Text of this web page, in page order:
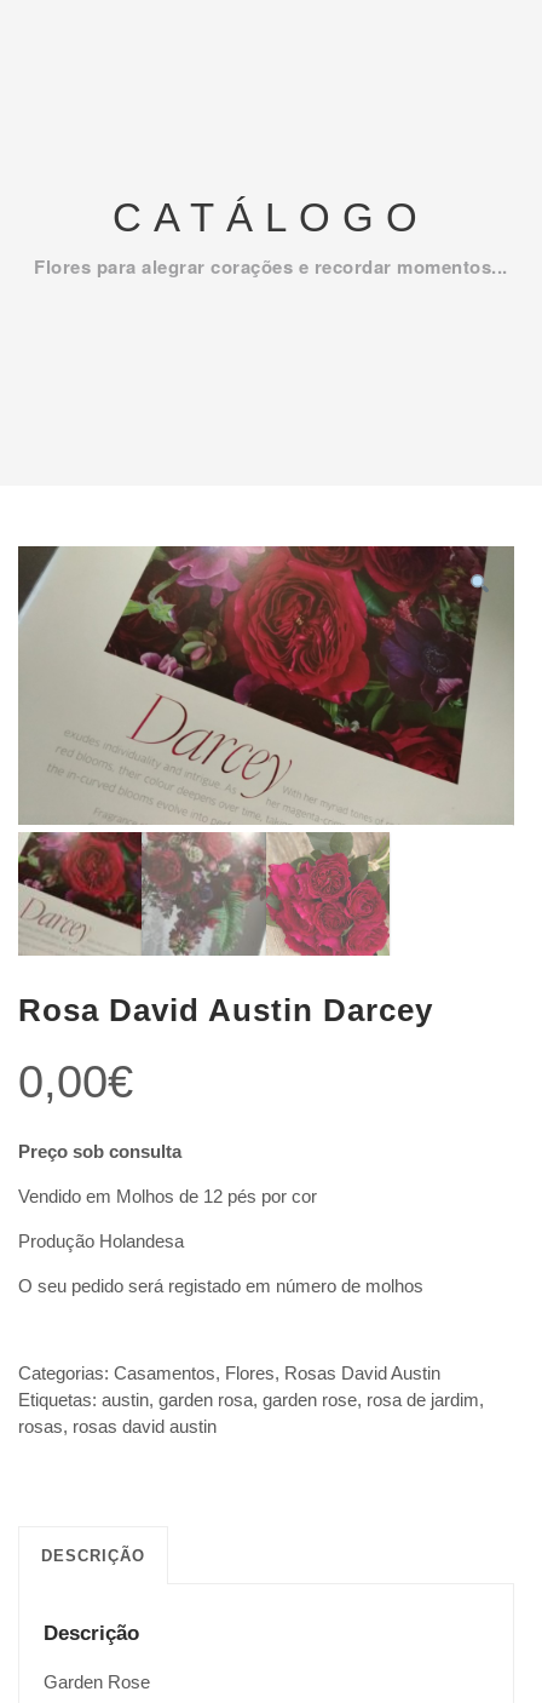
CATÁLOGO
Flores para alegrar corações e recordar momentos...
Rosa David Austin Darcey
0,00€
Preço sob consulta
Vendido em Molhos de 12 pés por cor
Produção Holandesa
O seu pedido será registado em número de molhos
Categorias: Casamentos, Flores, Rosas David Austin
Etiquetas: austin, garden rosa, garden rose, rosa de jardim,
rosas, rosas david austin
DESCRIÇÃO
Descrição
Garden Rose